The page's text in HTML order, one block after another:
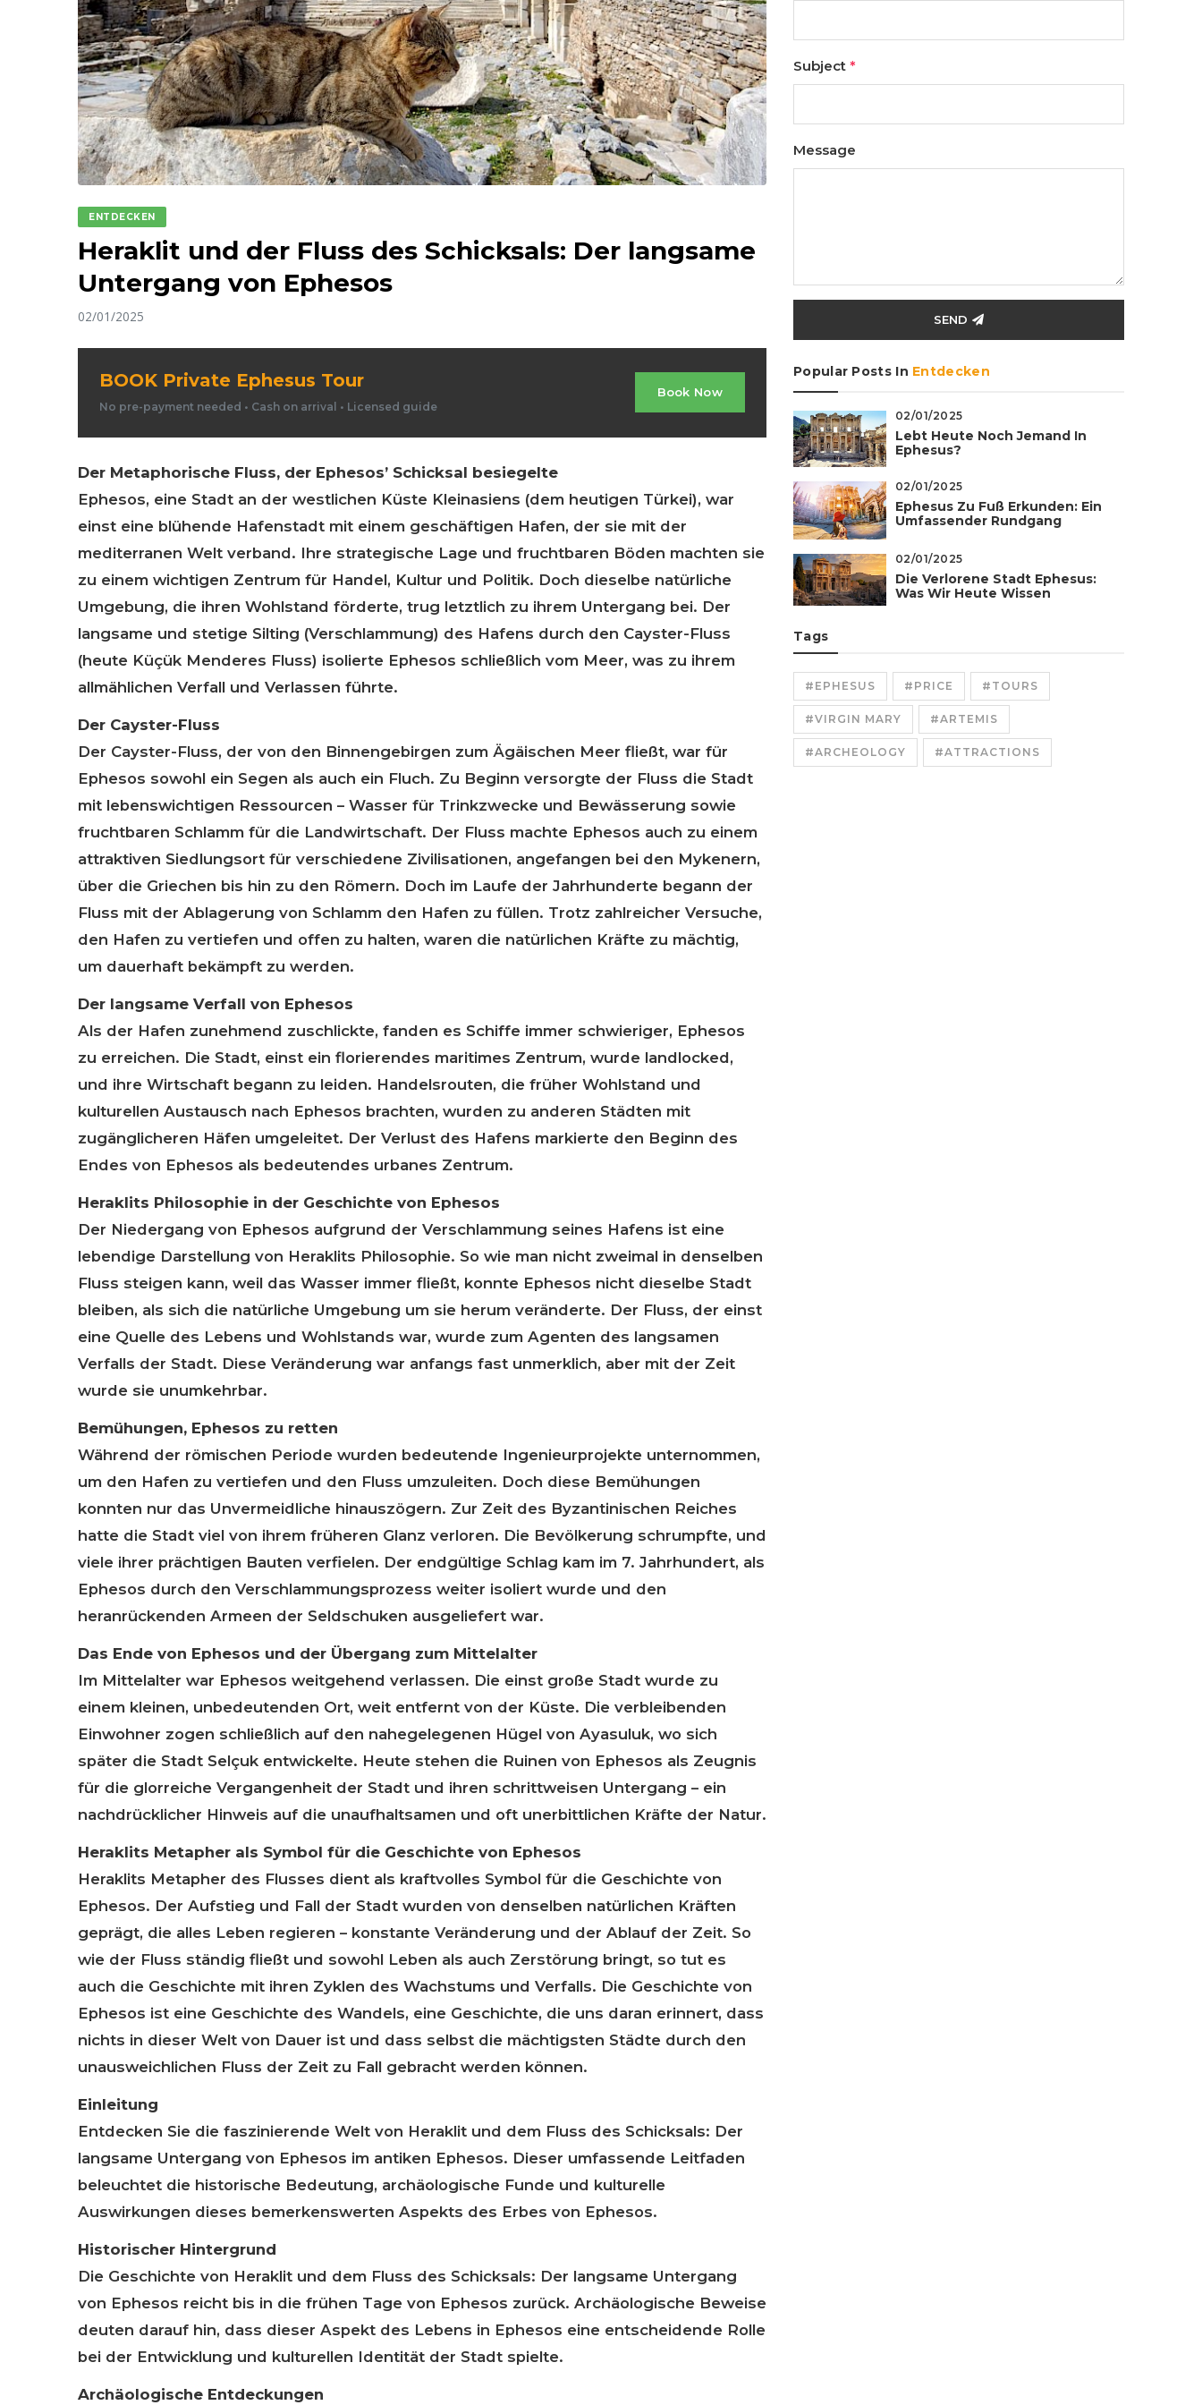
ENTDECKEN
Heraklit und der Fluss des Schicksals: Der langsame
Untergang von Ephesos
02/01/2025
BOOK Private Ephesus Tour
No pre-payment needed • Cash on arrival • Licensed guide
Book Now
Der Metaphorische Fluss, der Ephesos’ Schicksal besiegelte
Ephesos, eine Stadt an der westlichen Küste Kleinasiens (dem heutigen Türkei), war
einst eine blühende Hafenstadt mit einem geschäftigen Hafen, der sie mit der
mediterranen Welt verband. Ihre strategische Lage und fruchtbaren Böden machten sie
zu einem wichtigen Zentrum für Handel, Kultur und Politik. Doch dieselbe natürliche
Umgebung, die ihren Wohlstand förderte, trug letztlich zu ihrem Untergang bei. Der
langsame und stetige Silting (Verschlammung) des Hafens durch den Cayster-Fluss
(heute Küçük Menderes Fluss) isolierte Ephesos schließlich vom Meer, was zu ihrem
allmählichen Verfall und Verlassen führte.
Der Cayster-Fluss
Der Cayster-Fluss, der von den Binnengebirgen zum Ägäischen Meer fließt, war für
Ephesos sowohl ein Segen als auch ein Fluch. Zu Beginn versorgte der Fluss die Stadt
mit lebenswichtigen Ressourcen – Wasser für Trinkzwecke und Bewässerung sowie
fruchtbaren Schlamm für die Landwirtschaft. Der Fluss machte Ephesos auch zu einem
attraktiven Siedlungsort für verschiedene Zivilisationen, angefangen bei den Mykenern,
über die Griechen bis hin zu den Römern. Doch im Laufe der Jahrhunderte begann der
Fluss mit der Ablagerung von Schlamm den Hafen zu füllen. Trotz zahlreicher Versuche,
den Hafen zu vertiefen und offen zu halten, waren die natürlichen Kräfte zu mächtig,
um dauerhaft bekämpft zu werden.
Der langsame Verfall von Ephesos
Als der Hafen zunehmend zuschlickte, fanden es Schiffe immer schwieriger, Ephesos
zu erreichen. Die Stadt, einst ein florierendes maritimes Zentrum, wurde landlocked,
und ihre Wirtschaft begann zu leiden. Handelsrouten, die früher Wohlstand und
kulturellen Austausch nach Ephesos brachten, wurden zu anderen Städten mit
zugänglicheren Häfen umgeleitet. Der Verlust des Hafens markierte den Beginn des
Endes von Ephesos als bedeutendes urbanes Zentrum.
Heraklits Philosophie in der Geschichte von Ephesos
Der Niedergang von Ephesos aufgrund der Verschlammung seines Hafens ist eine
lebendige Darstellung von Heraklits Philosophie. So wie man nicht zweimal in denselben
Fluss steigen kann, weil das Wasser immer fließt, konnte Ephesos nicht dieselbe Stadt
bleiben, als sich die natürliche Umgebung um sie herum veränderte. Der Fluss, der einst
eine Quelle des Lebens und Wohlstands war, wurde zum Agenten des langsamen
Verfalls der Stadt. Diese Veränderung war anfangs fast unmerklich, aber mit der Zeit
wurde sie unumkehrbar.
Bemühungen, Ephesos zu retten
Während der römischen Periode wurden bedeutende Ingenieurprojekte unternommen,
um den Hafen zu vertiefen und den Fluss umzuleiten. Doch diese Bemühungen
konnten nur das Unvermeidliche hinauszögern. Zur Zeit des Byzantinischen Reiches
hatte die Stadt viel von ihrem früheren Glanz verloren. Die Bevölkerung schrumpfte, und
viele ihrer prächtigen Bauten verfielen. Der endgültige Schlag kam im 7. Jahrhundert, als
Ephesos durch den Verschlammungsprozess weiter isoliert wurde und den
heranrückenden Armeen der Seldschuken ausgeliefert war.
Das Ende von Ephesos und der Übergang zum Mittelalter
Im Mittelalter war Ephesos weitgehend verlassen. Die einst große Stadt wurde zu
einem kleinen, unbedeutenden Ort, weit entfernt von der Küste. Die verbleibenden
Einwohner zogen schließlich auf den nahegelegenen Hügel von Ayasuluk, wo sich
später die Stadt Selçuk entwickelte. Heute stehen die Ruinen von Ephesos als Zeugnis
für die glorreiche Vergangenheit der Stadt und ihren schrittweisen Untergang – ein
nachdrücklicher Hinweis auf die unaufhaltsamen und oft unerbittlichen Kräfte der Natur.
Heraklits Metapher als Symbol für die Geschichte von Ephesos
Heraklits Metapher des Flusses dient als kraftvolles Symbol für die Geschichte von
Ephesos. Der Aufstieg und Fall der Stadt wurden von denselben natürlichen Kräften
geprägt, die alles Leben regieren – konstante Veränderung und der Ablauf der Zeit. So
wie der Fluss ständig fließt und sowohl Leben als auch Zerstörung bringt, so tut es
auch die Geschichte mit ihren Zyklen des Wachstums und Verfalls. Die Geschichte von
Ephesos ist eine Geschichte des Wandels, eine Geschichte, die uns daran erinnert, dass
nichts in dieser Welt von Dauer ist und dass selbst die mächtigsten Städte durch den
unausweichlichen Fluss der Zeit zu Fall gebracht werden können.
Einleitung
Entdecken Sie die faszinierende Welt von Heraklit und dem Fluss des Schicksals: Der
langsame Untergang von Ephesos im antiken Ephesos. Dieser umfassende Leitfaden
beleuchtet die historische Bedeutung, archäologische Funde und kulturelle
Auswirkungen dieses bemerkenswerten Aspekts des Erbes von Ephesos.
Historischer Hintergrund
Die Geschichte von Heraklit und dem Fluss des Schicksals: Der langsame Untergang
von Ephesos reicht bis in die frühen Tage von Ephesos zurück. Archäologische Beweise
deuten darauf hin, dass dieser Aspekt des Lebens in Ephesos eine entscheidende Rolle
bei der Entwicklung und kulturellen Identität der Stadt spielte.
Archäologische Entdeckungen
Subject *
Message
SEND
Popular Posts In Entdecken
02/01/2025
Lebt Heute Noch Jemand In
Ephesus?
02/01/2025
Ephesus Zu Fuß Erkunden: Ein
Umfassender Rundgang
02/01/2025
Die Verlorene Stadt Ephesus:
Was Wir Heute Wissen
Tags
#EPHESUS #PRICE #TOURS
#VIRGIN MARY #ARTEMIS
#ARCHEOLOGY #ATTRACTIONS